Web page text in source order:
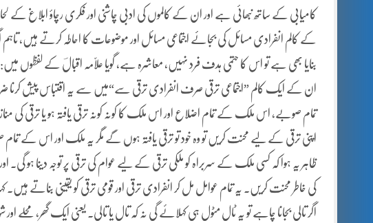
کامیابی کے ساتھ نبھائی ہے اور ان کے کالموں کی ادبی چاشنی اور فکری رچاؤ ابلاغ کے
کے کالم انفرادی مسائل کی بجائے اجتماعی مسائل اور موضوعات کا احاطہ کرتے ہیں،
بنایا بھی ہے تو اس کا حتمی ہدف فرد نہیں، معاشرہ ہے، گویا علّامہ اقبالؔ کے
ان کے ایک کالم ”اجتماعی ترقی صرف انفرادی ترقی سے“میں سے یہ اقتباس پیش
تمام صوبے، اس ملک کے تمام اضلاع اور اس ملک کا کونہ کونہ ترقی یافتہ ہو یا ترقی کی
اپنی ترقی کے لیے محنت کریں تو وہ خود تو ترقی یافتہ ہوں گے مگر یہ ملک اور اس کے تمام
ظاہر یہ ہوا کہ کسی ملک کے سربراہ کو ملکی ترقی کے لیے عوام کی ترقی پر توجہ دینا ہو گی۔
کی خاطر محنت کریں۔ یہ تمام عوامل مل کر انفرادی ترقی اور قومی ترقی کو یقینی بناتے
اگر تالی بجانا چاہے تو یہ ٹال مٹول ہی کہلائے گی نہ کہ تال یا تالی۔ یعنی ایک گھر،